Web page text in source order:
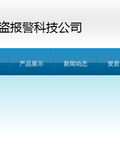
产品展示 新闻动态 资